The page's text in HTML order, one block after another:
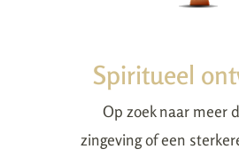
Spiritueel
Op zoek naar meer
zingeving of een